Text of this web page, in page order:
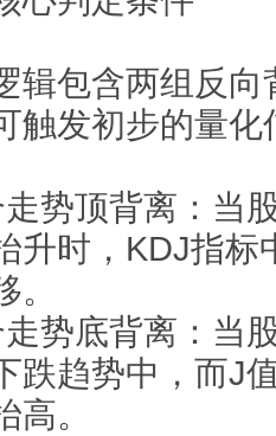
辑包含两组反
触发初步的量化
势顶背离：当
升时，KDJ指标
势底背离：当
跌趋势中，而J
高。